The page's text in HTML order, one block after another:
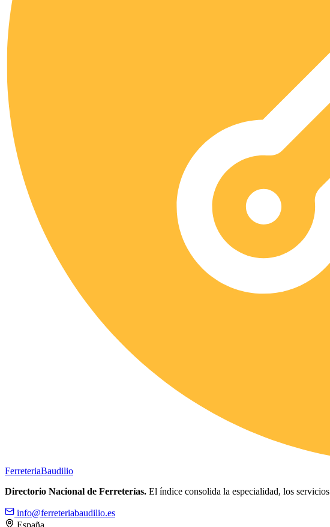
FerreteriaBaudilio
Directorio Nacional de Ferreterías. El índice consolida la especialidad, los
info@ferreteriabaudilio.es